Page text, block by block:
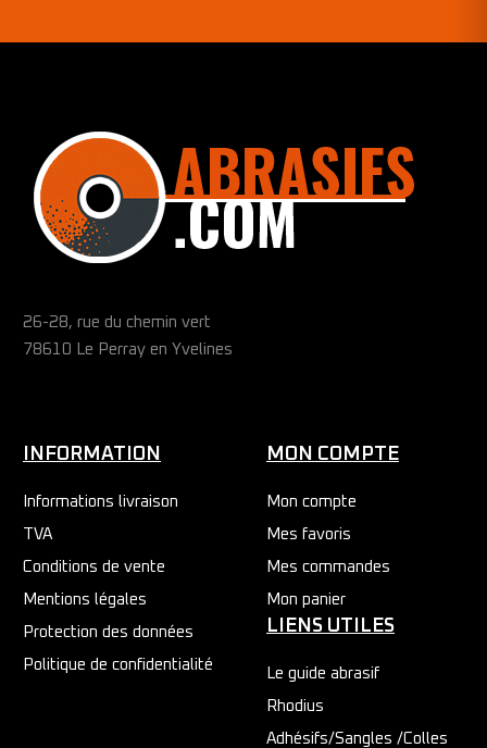
26-28, rue du chemin vert
78610 Le Perray en Yvelines
INFORMATION
Informations livraison
TVA
Conditions de vente
Mentions légales
Protection des données
Politique de confidentialité
MON COMPTE
Mon compte
Mes favoris
Mes commandes
Mon panier
LIENS UTILES
Le guide abrasif
Rhodius
Adhésifs/Sangles /Colles